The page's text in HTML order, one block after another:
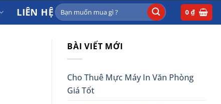
LIÊN HỆ Tìm
kiếm:
0₫
BÀI VIẾT MỚI
Cho Thuê Mực Máy In Văn Phòng
Giá Tốt